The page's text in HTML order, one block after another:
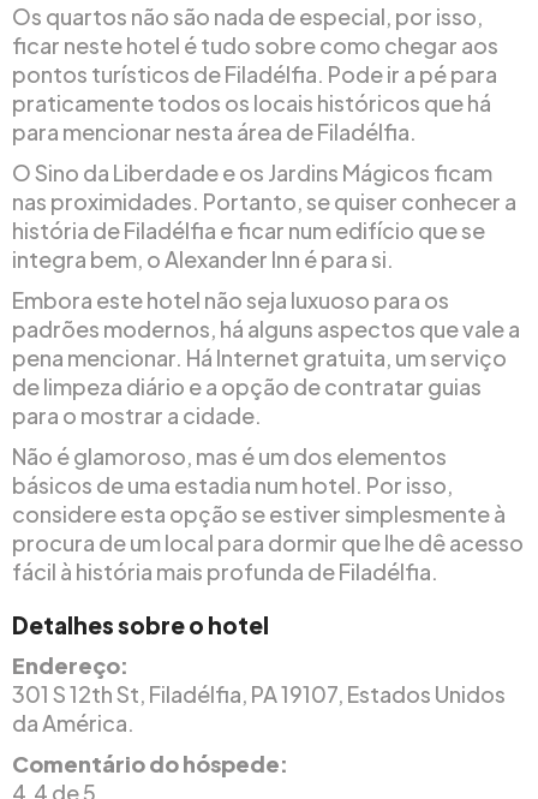
Os quartos não são nada de especial, por isso,
ficar neste hotel é tudo sobre como chegar aos
pontos turísticos de Filadélfia. Pode ir a pé para
praticamente todos os locais históricos que há
para mencionar nesta área de Filadélfia.
O Sino da Liberdade e os Jardins Mágicos ficam
nas proximidades. Portanto, se quiser conhecer a
história de Filadélfia e ficar num edifício que se
integra bem, o Alexander Inn é para si.
Embora este hotel não seja luxuoso para os
padrões modernos, há alguns aspectos que vale a
pena mencionar. Há Internet gratuita, um serviço
de limpeza diário e a opção de contratar guias
para o mostrar a cidade.
Não é glamoroso, mas é um dos elementos
básicos de uma estadia num hotel. Por isso,
considere esta opção se estiver simplesmente à
procura de um local para dormir que lhe dê acesso
fácil à história mais profunda de Filadélfia.
Detalhes sobre o hotel
Endereço:
301 S 12th St, Filadélfia, PA 19107, Estados Unidos
da América.
Comentário do hóspede:
4.4 de 5